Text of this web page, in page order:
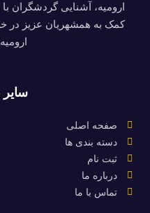
ارومیه، آشنایی گردشگران
کمک به همشهریان عزیز در
صفحه اصلی
دسته بندی ها
ثبت نام
درباره ما
تماس با ما